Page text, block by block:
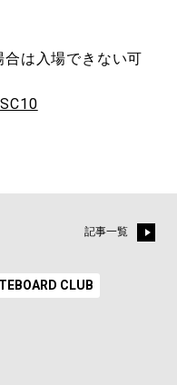
は入場できない可
記事一覧
CLUB